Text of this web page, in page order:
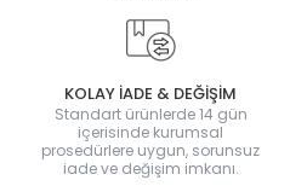
KOLAY İADE & DEĞİŞİM
Standart ürünlerde 14 gün
içerisinde kurumsal
prosedürlere uygun, sorunsuz
iade ve değişim imkanı.